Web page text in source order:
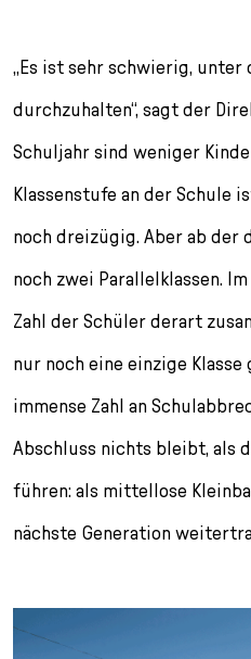
„Es ist sehr schwierig, unter
durchzuhalten“, sagt der
Schuljahr sind weniger
Klassenstufe an der Schule
noch dreizügig. Aber ab
noch zwei Parallelklassen.
Zahl der Schüler derart
nur noch eine einzige
immense Zahl an
Abschluss nichts bleibt, als
führen: als mittellose
nächste Generation